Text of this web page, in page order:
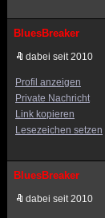
BluesBreaker
dabei seit 2010
Profil anzeigen
Private Nachricht
Link kopieren
Lesezeichen setzen
BluesBreaker
dabei seit 2010